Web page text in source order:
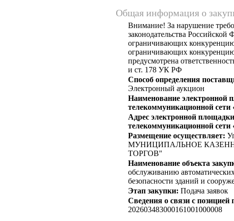
Общая информация о
Внимание! За нарушение
законодательства Российской
ограничивающих
ограничивающих
предусмотрена
и ст. 178 УК РФ
Способ определения
Электронный аукцион
Наименование электронной
телекоммуникационной сети
Адрес электронной
телекоммуникационной сети
Размещение осуществляет:
МУНИЦИПАЛЬНОЕ
ТОРГОВ"
Наименование объекта
обслуживанию
безопасности зданий и
Этап закупки: Подача заявок
Сведения о связи с позицией
202603483000161001000008